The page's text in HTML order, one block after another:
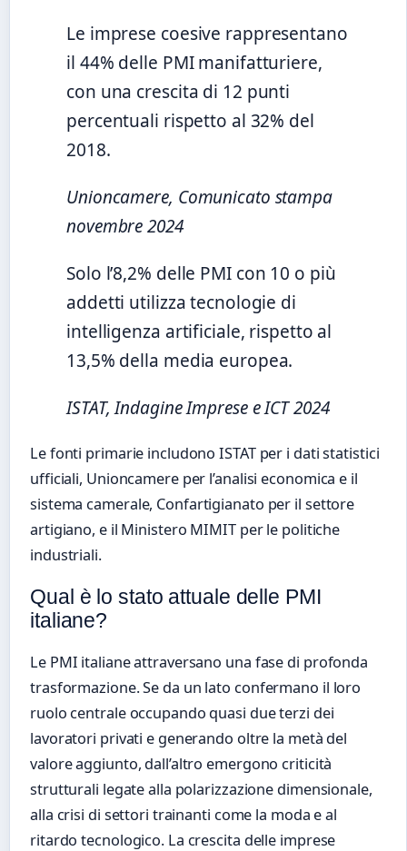
Le imprese coesive rappresentano
il 44% delle PMI manifatturiere,
con una crescita di 12 punti
percentuali rispetto al 32% del
2018.
Unioncamere, Comunicato stampa
novembre 2024
Solo l’8,2% delle PMI con 10 o più
addetti utilizza tecnologie di
intelligenza artificiale, rispetto al
13,5% della media europea.
ISTAT, Indagine Imprese e ICT 2024
Le fonti primarie includono ISTAT per i dati statistici
ufficiali, Unioncamere per l’analisi economica e il
sistema camerale, Confartigianato per il settore
artigiano, e il Ministero MIMIT per le politiche
industriali.
Qual è lo stato attuale delle PMI
italiane?
Le PMI italiane attraversano una fase di profonda
trasformazione. Se da un lato confermano il loro
ruolo centrale occupando quasi due terzi dei
lavoratori privati e generando oltre la metà del
valore aggiunto, dall’altro emergono criticità
strutturali legate alla polarizzazione dimensionale,
alla crisi di settori trainanti come la moda e al
ritardo tecnologico. La crescita delle imprese